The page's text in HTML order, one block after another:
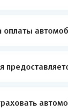
оплаты